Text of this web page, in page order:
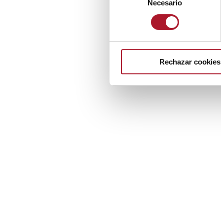
consentimiento
Necesario
Rechazar cookies